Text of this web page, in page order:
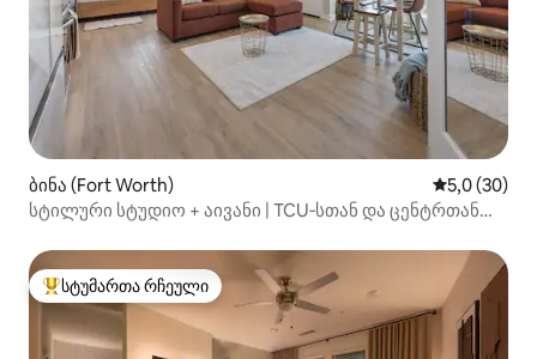
ბინა (Fort Worth) საშუალო
5,0 (30)
სტილური სტუდიო + აივანი | TCU‑სთან და ცენტრთან
სტუმართა რჩეული მოწინავე ვარიანტი
სტუმართა რჩეული